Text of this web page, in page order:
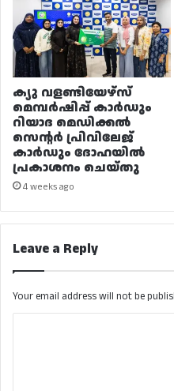
ക്യു വളണ്ടിയേഴ്‌സ്
മെമ്പർഷിപ്പ് കാർഡും
റിയാദ മെഡിക്കൽ
സെന്റർ പ്രിവിലേജ്
കാർഡും ദോഹയിൽ
പ്രകാശനം ചെയ്തു
4 weeks ago
Leave a Reply
Your email address will not be